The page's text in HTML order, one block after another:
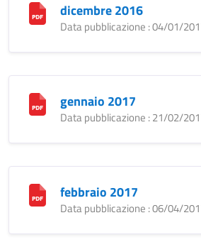
dicembre 2016
Data pubblicazione : 04/01/
gennaio 2017
Data pubblicazione : 21/02/
febbraio 2017
Data pubblicazione : 06/04/